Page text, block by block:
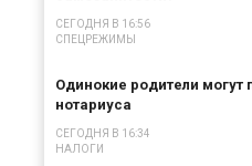
СЕГОДНЯ В 16:56
СПЕЦРЕЖИМЫ
Одинокие родители могут
нотариуса
СЕГОДНЯ В 16:34
НАЛОГИ